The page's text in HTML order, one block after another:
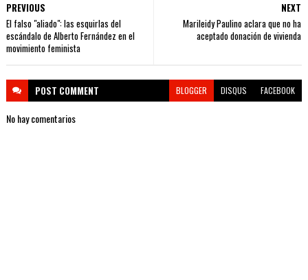
NEXT
Marileidy Paulino aclara que no ha
aceptado donación de vivienda
PREVIOUS
El falso "aliado": las esquirlas del
escándalo de Alberto Fernández en el
movimiento feminista
POST COMMENT BLOGGER DISQUS FACEBOOK
No hay comentarios